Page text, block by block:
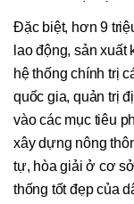
Đặc biệt, hơn 9
lao động, sản
hệ thống chính trị
quốc gia, quản trị
vào các mục tiêu
xây dựng nông
tự, hòa giải ở cơ
thống tốt đẹp của